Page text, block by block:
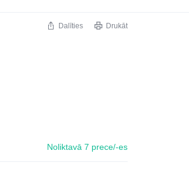
Dalīties Drukāt
Noliktavā 7 prece/-es